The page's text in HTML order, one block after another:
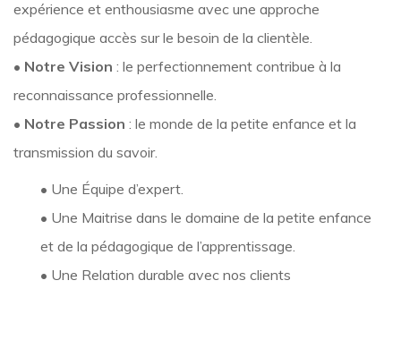
expérience et enthousiasme avec une approche
pédagogique accès sur le besoin de la clientèle.
• Notre Vision : le perfectionnement contribue à la
reconnaissance professionnelle.
• Notre Passion : le monde de la petite enfance et la
transmission du savoir.
• Une Équipe d’expert.
• Une Maitrise dans le domaine de la petite enfance
et de la pédagogique de l’apprentissage.
• Une Relation durable avec nos clients